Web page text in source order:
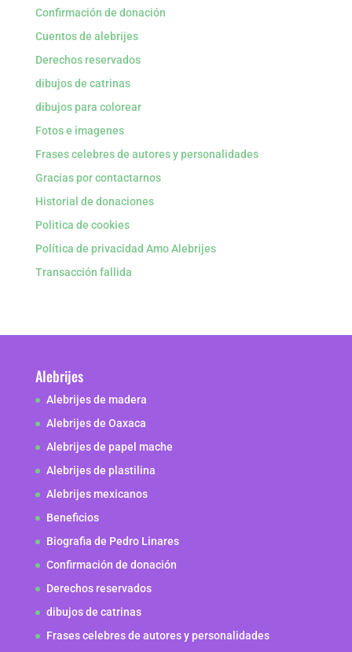
Confirmación de donación
Cuentos de alebrijes
Derechos reservados
dibujos de catrinas
dibujos para colorear
Fotos e imagenes
Frases celebres de autores y personalidades
Gracias por contactarnos
Historial de donaciones
Politica de cookies
Política de privacidad Amo Alebrijes
Transacción fallida
Alebrijes
Alebrijes de madera
Alebrijes de Oaxaca
Alebrijes de papel mache
Alebrijes de plastilina
Alebrijes mexicanos
Beneficios
Biografia de Pedro Linares
Confirmación de donación
Derechos reservados
dibujos de catrinas
Frases celebres de autores y personalidades